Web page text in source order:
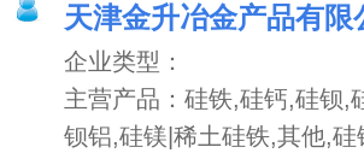
天津金升冶金产品有限
企业类型：
主营产品：硅铁,硅钙,硅钡,
钡铝,硅镁|稀土硅铁,其他,